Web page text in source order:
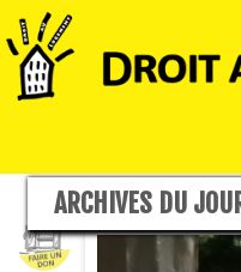
ARCHIVES DU